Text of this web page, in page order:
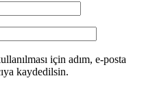
için adım, e-posta
kaydedilsin.